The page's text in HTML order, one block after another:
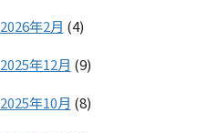
2026年2月 (4)
2025年12月 (9)
2025年10月 (8)